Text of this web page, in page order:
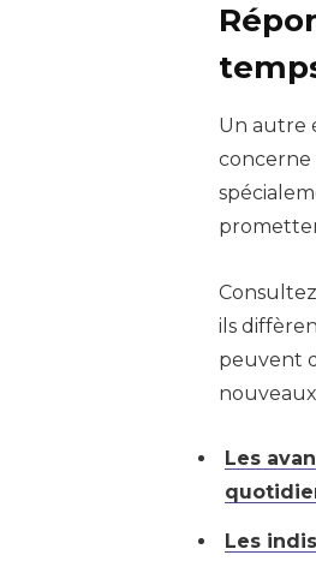
Un autre
concerne
ils
peuvent
Les
Les